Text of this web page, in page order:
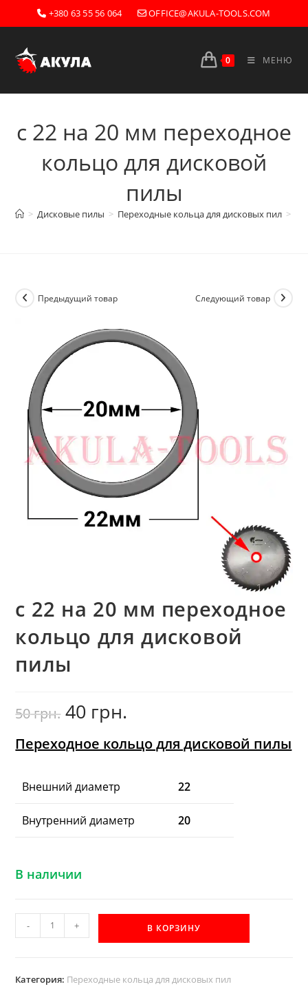
Перейти
к
+380 63 55 56 064 OFFICE@AKULA-TOOLS.COM
0 МЕНЮ
с 22 на 20 мм переходное
кольцо для дисковой
пилы
> Дисковые пилы > Переходные кольца для дисковых пил >
Предыдущий товар Следующий товар
с 22 на 20 мм переходное
кольцо для дисковой
пилы
50грн. Первоначальная
цена
составляла
40 грн.
Переходное кольцо для дисковой пилы
Внешний диаметр 22
Внутренний диаметр 20
В наличии
Количество
товара
- + В КОРЗИНУ
Категория: Переходные кольца для дисковых пил